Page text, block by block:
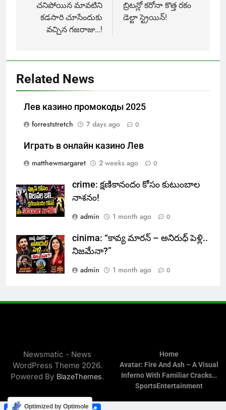
navigation
చనిపోయిన మావటిని
కడసారి చూసేందుకు
వచ్చిన గజరాజు…!
బ్రిటన్లో కరోనా కొత్త రకం
డెల్టా స్ట్రెయిన్!
Related News
Лев казино промокоды 2025
forreststretch
7 days ago 0
Играть в онлайн казино Лев
matthewmargaret
2 weeks ago 0
crime: క్షణికానందం కోసం కుటుంబాల
నాశనం!
admin
1 month ago 0
cinima: “కావ్య మారన్ – అనిరుధ్ పెళ్లి..
నిజమేనా?”
admin
1 month ago 0
Newsmatic - News
WordPress Theme 2026.
Powered By BlazeThemes.
Home
Avatar: Fire And Ash – A Visual
Inferno With Familiar Cracks…
SportsEntertainment
FacebookWhatsApp
TwitterTelegram
Optimized by Optimole